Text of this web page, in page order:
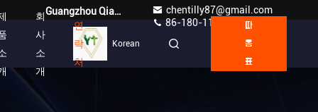
Guangzhou Qianyuan Construction Machinery Co,.LTD
chentilly87@gmail.com
86-180-1189-7808
회
사
소
개
연
락
처
Korean
따
옴
표